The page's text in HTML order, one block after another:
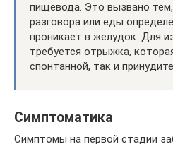
пищевода. Это вызвано
разговора или еды
проникает в желудок. Для
требуется отрыжка,
спонтанной, так и
Симптоматика
Симптомы на первой стадии